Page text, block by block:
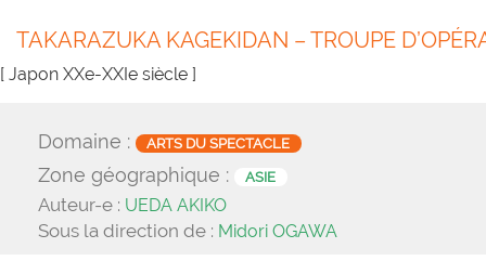
TAKARAZUKA KAGEKIDAN – TROUPE
[ Japon XXe-XXIe siècle ]
Domaine : ARTS DU SPECTACLE
Zone géographique : ASIE
Auteur-e : UEDA AKIKO
Sous la direction de : Midori OGAWA